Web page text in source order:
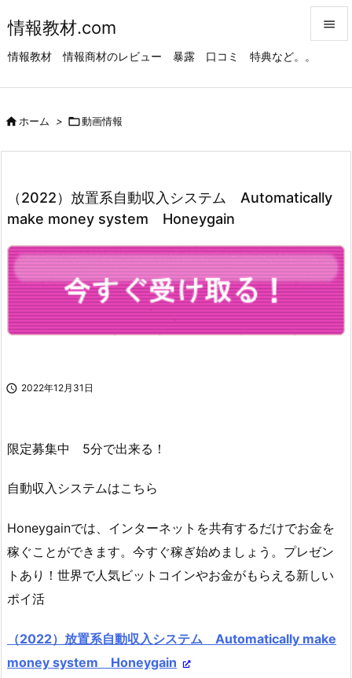
情報教材.com
情報教材 情報商材のレビュー 暴露 口コミ 特典など。。

前へ
次へ
ホーム > 動画情報
（2022）放置系自動収入システム Automatically
make money system Honeygain
 2022年12月31日
限定募集中 5分で出来る！
自動収入システムはこちら
Honeygainでは、インターネットを共有するだけでお金を
稼ぐことができます。今すぐ稼ぎ始めましょう。プレゼン
トあり！世界で人気ビットコインやお金がもらえる新しい
ポイ活
（2022）放置系自動収入システム Automatically make
money system Honeygain